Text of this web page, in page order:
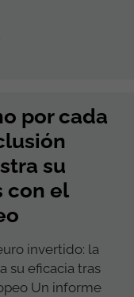
por cada
su
con el
invertido: la
su eficacia tras
Un informe